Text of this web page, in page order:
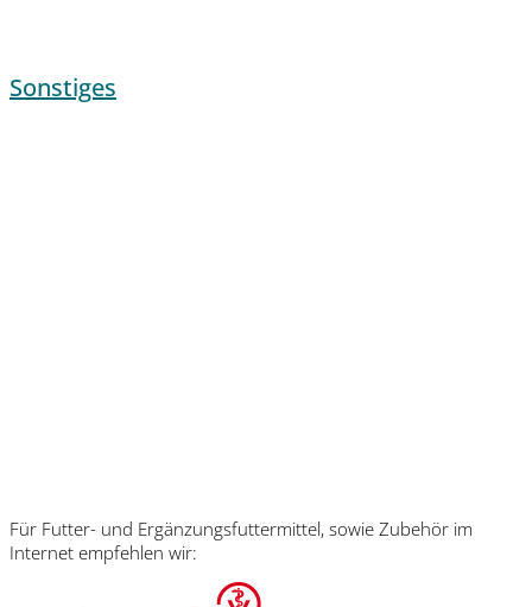
Sonstiges
Für Futter- und Ergänzungsfuttermittel, sowie Zubehör im
Internet empfehlen wir: